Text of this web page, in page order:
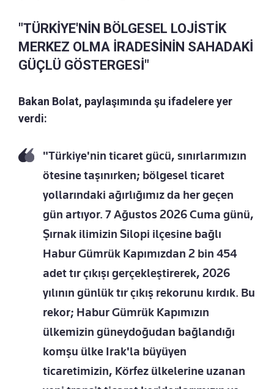
"TÜRKİYE'NİN BÖLGESEL LOJİSTİK
MERKEZ OLMA İRADESİNİN SAHADAKİ
GÜÇLÜ GÖSTERGESİ"
Bakan Bolat, paylaşımında şu ifadelere yer
verdi:
"Türkiye'nin ticaret gücü, sınırlarımızın
ötesine taşınırken; bölgesel ticaret
yollarındaki ağırlığımız da her geçen
gün artıyor. 7 Ağustos 2026 Cuma günü,
Şırnak ilimizin Silopi ilçesine bağlı
Habur Gümrük Kapımızdan 2 bin 454
adet tır çıkışı gerçekleştirerek, 2026
yılının günlük tır çıkış rekorunu kırdık. Bu
rekor; Habur Gümrük Kapımızın
ülkemizin güneydoğudan bağlandığı
komşu ülke Irak'la büyüyen
ticaretimizin, Körfez ülkelerine uzanan